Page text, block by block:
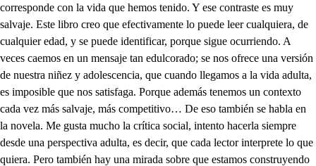
corresponde con la vida que hemos tenido. Y ese contraste es muy
salvaje. Este libro creo que efectivamente lo puede leer cualquiera, de
cualquier edad, y se puede identificar, porque sigue ocurriendo. A
veces caemos en un mensaje tan edulcorado; se nos ofrece una versión
de nuestra niñez y adolescencia, que cuando llegamos a la vida adulta,
es imposible que nos satisfaga. Porque además tenemos un contexto
cada vez más salvaje, más competitivo… De eso también se habla en
la novela. Me gusta mucho la crítica social, intento hacerla siempre
desde una perspectiva adulta, es decir, que cada lector interprete lo que
quiera. Pero también hay una mirada sobre que estamos construyendo